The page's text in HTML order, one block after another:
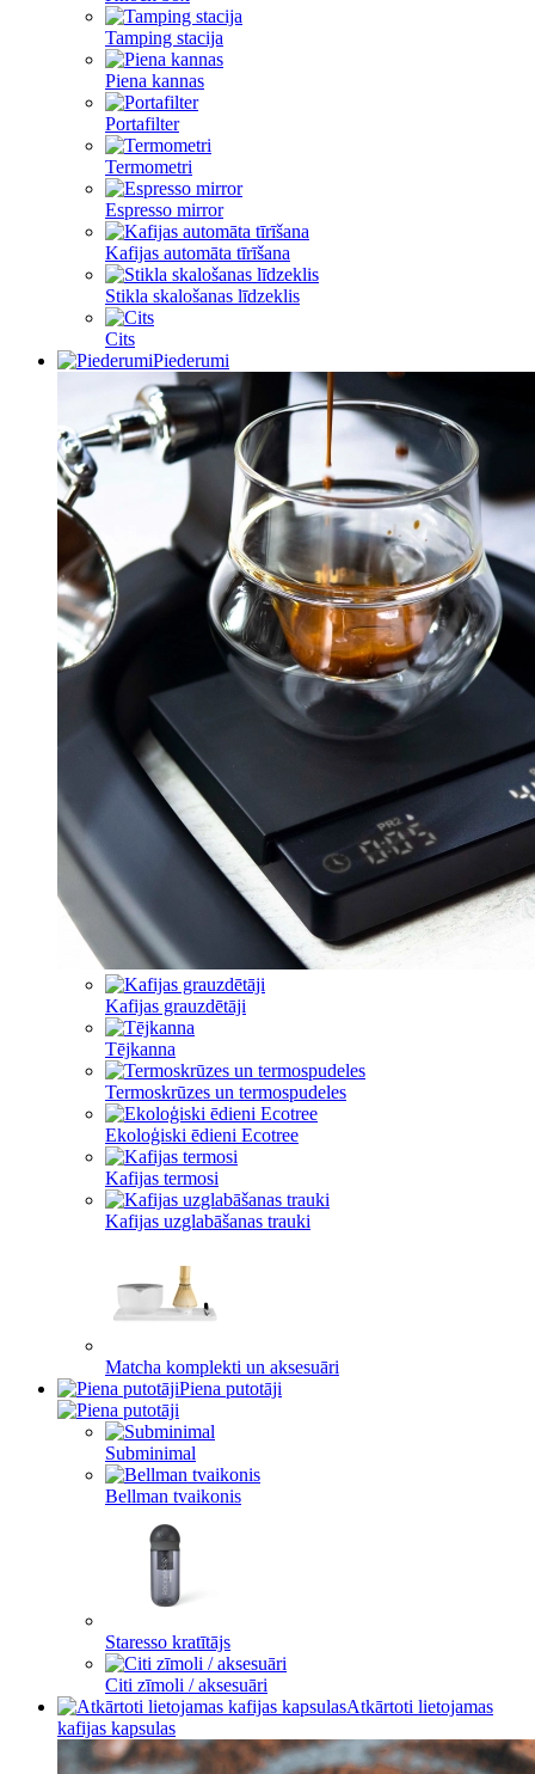
Tamping stacija
Piena kannas
Portafilter
Termometri
Espresso mirror
Kafijas automāta tīrīšana
Stikla skalošanas līdzeklis
Cits
Piederumi
Kafijas grauzdētāji
Tējkanna
Termoskrūzes un termospudeles
Ekoloģiski ēdieni Ecotree
Kafijas termosi
Kafijas uzglabāšanas trauki
Matcha komplekti un aksesuāri
Piena putotāji
Subminimal
Bellman tvaikonis
Staresso kratītājs
Citi zīmoli / aksesuāri
Atkārtoti lietojamas
kafijas kapsulas